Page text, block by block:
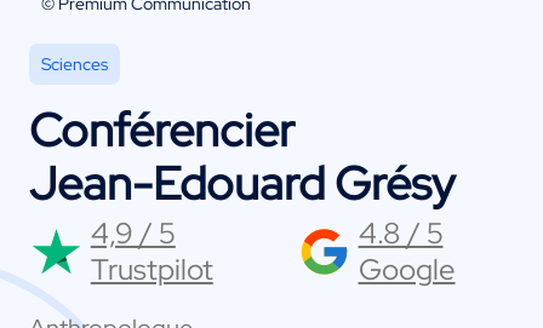
Sciences
Conférencier
Jean-Edouard Grésy
4,9 / 5
Trustpilot
4.8 / 5
Google